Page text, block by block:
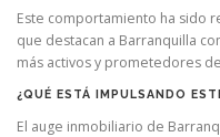
Este comportamiento ha sido
que destacan a Barranquilla
más activos y prometedores
¿QUÉ ESTÁ IMPULSANDO
El auge inmobiliario de